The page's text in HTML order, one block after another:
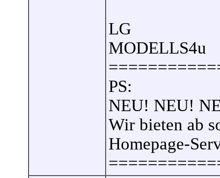
LG
MODELLS4u
PS:
NEU! NEU!
Wir bieten ab
Homepage-